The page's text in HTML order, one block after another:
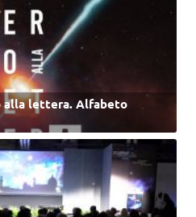
alla lettera. Alfabeto